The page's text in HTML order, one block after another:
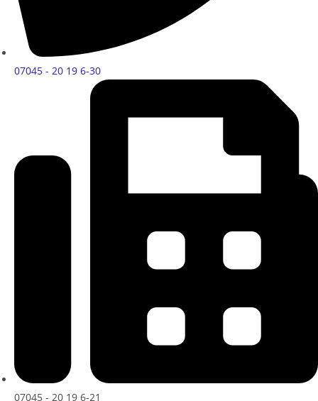
07045 - 20 19 6-30
07045 - 20 19 6-21